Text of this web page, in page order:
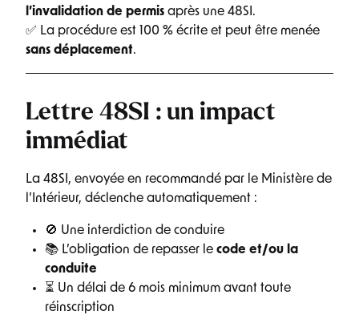
l’invalidation de permis après une 48SI.
✅ La procédure est 100 % écrite et peut être menée
sans déplacement.
Lettre 48SI : un impact
immédiat
La 48SI, envoyée en recommandé par le Ministère de
l’Intérieur, déclenche automatiquement :
🚫 Une interdiction de conduire
📚 L’obligation de repasser le code et/ou la
conduite
⏳ Un délai de 6 mois minimum avant toute
réinscription